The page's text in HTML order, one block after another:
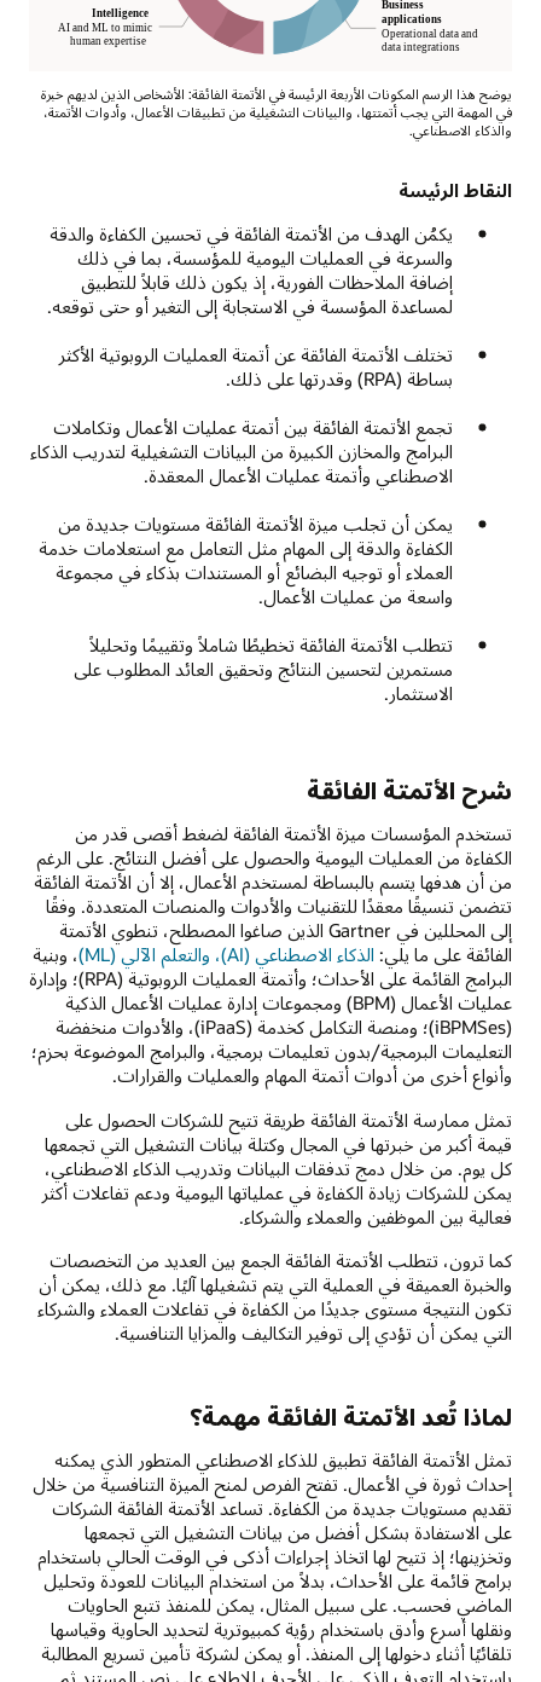
يوضح هذا الرسم المكونات الأربعة الرئيسة في الأتمتة الفائقة: الأشخاص الذين لديهم خبرة
في المهمة التي يجب أتمتتها، والبيانات التشغيلية من تطبيقات الأعمال، وأدوات الأتمتة،
والذكاء الاصطناعي.
الفائقة
الخبراء:
المهام
تكاملات
أدوات
العمليات
والتعلم
لمحاكاة
الخبرة
البشرية
النقاط الرئيسة
يكمُن الهدف من الأتمتة الفائقة في تحسين الكفاءة والدقة
والسرعة في العمليات اليومية للمؤسسة، بما في ذلك
إضافة الملاحظات الفورية، إذ يكون ذلك قابلاً للتطبيق
لمساعدة المؤسسة في الاستجابة إلى التغير أو حتى توقعه.
تختلف الأتمتة الفائقة عن أتمتة العمليات الروبوتية الأكثر
بساطة (RPA) وقدرتها على ذلك.
تجمع الأتمتة الفائقة بين أتمتة عمليات الأعمال وتكاملات
البرامج والمخازن الكبيرة من البيانات التشغيلية لتدريب الذكاء
الاصطناعي وأتمتة عمليات الأعمال المعقدة.
يمكن أن تجلب ميزة الأتمتة الفائقة مستويات جديدة من
الكفاءة والدقة إلى المهام مثل التعامل مع استعلامات خدمة
العملاء أو توجيه البضائع أو المستندات بذكاء في مجموعة
واسعة من عمليات الأعمال.
تتطلب الأتمتة الفائقة تخطيطًا شاملاً وتقييمًا وتحليلاً
مستمرين لتحسين النتائج وتحقيق العائد المطلوب على
الاستثمار.
شرح الأتمتة الفائقة
تستخدم المؤسسات ميزة الأتمتة الفائقة لضغط أقصى قدر من
الكفاءة من العمليات اليومية والحصول على أفضل النتائج. على الرغم
من أن هدفها يتسم بالبساطة لمستخدم الأعمال، إلا أن الأتمتة الفائقة
تتضمن تنسيقًا معقدًا للتقنيات والأدوات والمنصات المتعددة. وفقًا
إلى المحللين في Gartner الذين صاغوا المصطلح، تنطوي الأتمتة
الفائقة على ما يلي: الذكاء الاصطناعي (AI)، والتعلم الآلي (ML)
، وبنية
البرامج القائمة على الأحداث؛ وأتمتة العمليات الروبوتية (RPA)؛ وإدارة
عمليات الأعمال (BPM) ومجموعات إدارة عمليات الأعمال الذكية
(iBPMSes)؛ ومنصة التكامل كخدمة (iPaaS)، والأدوات منخفضة
التعليمات البرمجية/بدون تعليمات برمجية، والبرامج الموضوعة بحزم؛
وأنواع أخرى من أدوات أتمتة المهام والعمليات والقرارات.
تمثل ممارسة الأتمتة الفائقة طريقة تتيح للشركات الحصول على
قيمة أكبر من خبرتها في المجال وكتلة بيانات التشغيل التي تجمعها
كل يوم. من خلال دمج تدفقات البيانات وتدريب الذكاء الاصطناعي،
يمكن للشركات زيادة الكفاءة في عملياتها اليومية ودعم تفاعلات أكثر
فعالية بين الموظفين والعملاء والشركاء.
كما ترون، تتطلب الأتمتة الفائقة الجمع بين العديد من التخصصات
والخبرة العميقة في العملية التي يتم تشغيلها آليًا. مع ذلك، يمكن أن
تكون النتيجة مستوى جديدًا من الكفاءة في تفاعلات العملاء والشركاء
التي يمكن أن تؤدي إلى توفير التكاليف والمزايا التنافسية.
لماذا تُعد الأتمتة الفائقة مهمة؟
تمثل الأتمتة الفائقة تطبيق للذكاء الاصطناعي المتطور الذي يمكنه
إحداث ثورة في الأعمال. تفتح الفرص لمنح الميزة التنافسية من خلال
تقديم مستويات جديدة من الكفاءة. تساعد الأتمتة الفائقة الشركات
على الاستفادة بشكل أفضل من بيانات التشغيل التي تجمعها
وتخزينها؛ إذ تتيح لها اتخاذ إجراءات أذكى في الوقت الحالي باستخدام
برامج قائمة على الأحداث، بدلاً من استخدام البيانات للعودة وتحليل
الماضي فحسب. على سبيل المثال، يمكن للمنفذ تتبع الحاويات
ونقلها أسرع وأدق باستخدام رؤية كمبيوترية لتحديد الحاوية وقياسها
تلقائيًا أثناء دخولها إلى المنفذ. أو يمكن لشركة تأمين تسريع المطالبة